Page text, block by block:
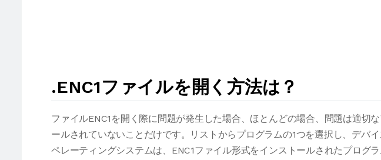
.ENC1ファイルを開く方法は？
ファイルENC1を開く際に問題が発生した場合、ほとんどの場合、問題は適切
ールされていないことだけです。リストからプログラムの1つを選択し、デバ
ペレーティングシステムは、ENC1ファイル形式をインストールされたプログ